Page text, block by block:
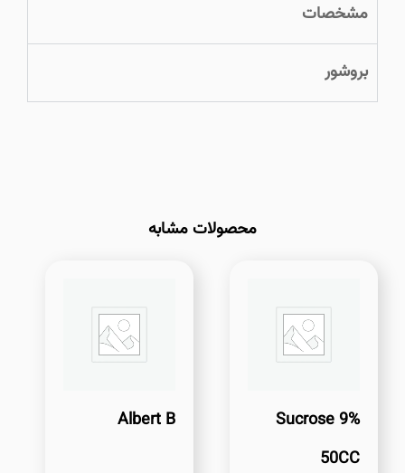
مشخصات
بروشور
محصولات مشابه
Sucrose 9%
50CC
Albert B